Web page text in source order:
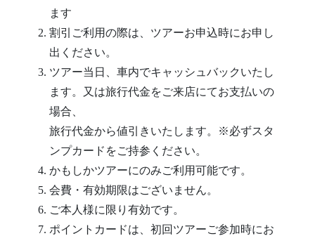
ます
割引ご利用の際は、ツアーお申込時にお申し
出ください。
ツアー当日、車内でキャッシュバックいたし
ます。又は旅行代金をご来店にてお支払いの
場合、
旅行代金から値引きいたします。※必ずスタ
ンプカードをご持参ください。
かもしかツアーにのみご利用可能です。
会費・有効期限はございません。
ご本人様に限り有効です。
ポイントカードは、初回ツアーご参加時にお